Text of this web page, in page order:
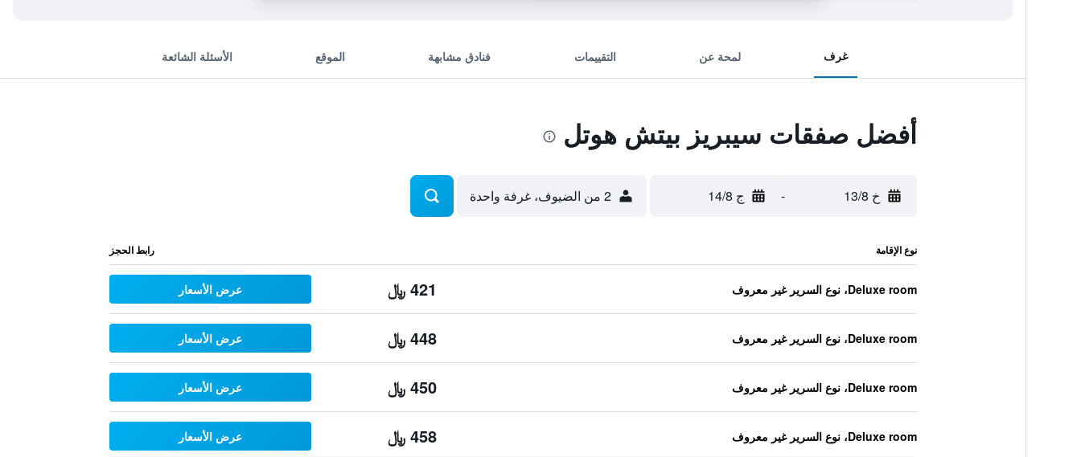
غرف لمحة عن التقييمات فنادق مشابهة الموقع الأسئلة الشائعة
أفضل صفقات سيبريز بيتش هوتل
خ 13/8 - ج 14/8 2 من الضيوف، غرفة واحدة
نوع الإقامة رابط الحجز
Deluxe room، نوع السرير غير معروف 421 ﷼ عرض الأسعار
Deluxe room، نوع السرير غير معروف 448 ﷼ عرض الأسعار
Deluxe room، نوع السرير غير معروف 450 ﷼ عرض الأسعار
Deluxe room، نوع السرير غير معروف 458 ﷼ عرض الأسعار